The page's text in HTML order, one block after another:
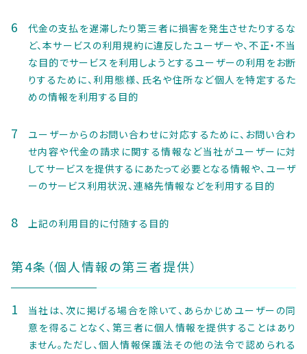
代金の支払を遅滞したり第三者に損害を発生させたりするな
ど、本サービスの利用規約に違反したユーザーや、不正・不当
な目的でサービスを利用しようとするユーザーの利用をお断
りするために、利用態様、氏名や住所など個人を特定するた
めの情報を利用する目的
ユーザーからのお問い合わせに対応するために、お問い合わ
せ内容や代金の請求に関する情報など当社がユーザーに対
してサービスを提供するにあたって必要となる情報や、ユーザ
ーのサービス利用状況、連絡先情報などを利用する目的
上記の利用目的に付随する目的
第4条（個人情報の第三者提供）
当社は、次に掲げる場合を除いて、あらかじめユーザーの同
意を得ることなく、第三者に個人情報を提供することはあり
ません。ただし、個人情報保護法その他の法令で認められる